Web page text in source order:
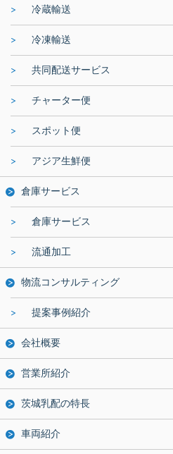
冷蔵輸送
冷凍輸送
共同配送サービス
チャーター便
スポット便
アジア生鮮便
倉庫サービス
倉庫サービス
流通加工
物流コンサルティング
提案事例紹介
会社概要
営業所紹介
茨城乳配の特長
車両紹介